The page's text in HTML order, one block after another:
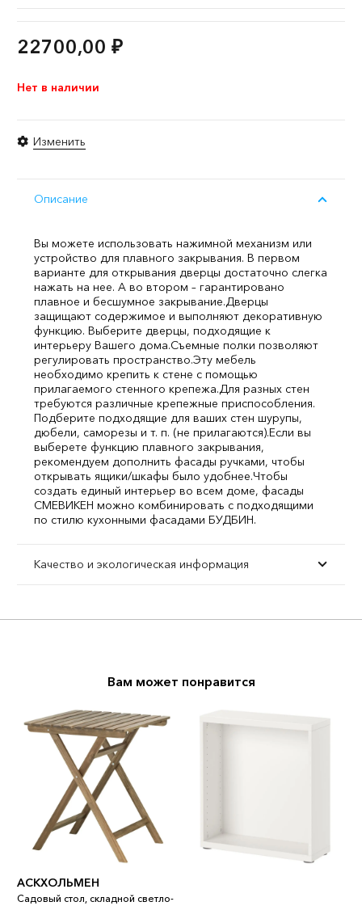
22700,00 ₽
Нет в наличии
Изменить
Описание
Вы можете использовать нажимной механизм или
устройство для плавного закрывания. В первом
варианте для открывания дверцы достаточно слегка
нажать на нее. А во втором – гарантировано
плавное и бесшумное закрывание.Дверцы
защищают содержимое и выполняют декоративную
функцию. Выберите дверцы, подходящие к
интерьеру Вашего дома.Съемные полки позволяют
регулировать пространство.Эту мебель
необходимо крепить к стене с помощью
прилагаемого стенного крепежа.Для разных стен
требуются различные крепежные приспособления.
Подберите подходящие для ваших стен шурупы,
дюбели, саморезы и т. п. (не прилагаются).Если вы
выберете функцию плавного закрывания,
рекомендуем дополнить фасады ручками, чтобы
открывать ящики/шкафы было удобнее.Чтобы
создать единый интерьер во всем доме, фасады
СМЕВИКЕН можно комбинировать с подходящими
по стилю кухонными фасадами БУДБИН.
Качество и экологическая информация
Вам может понравится
АСКХОЛЬМЕН
Садовый стол, складной светло-